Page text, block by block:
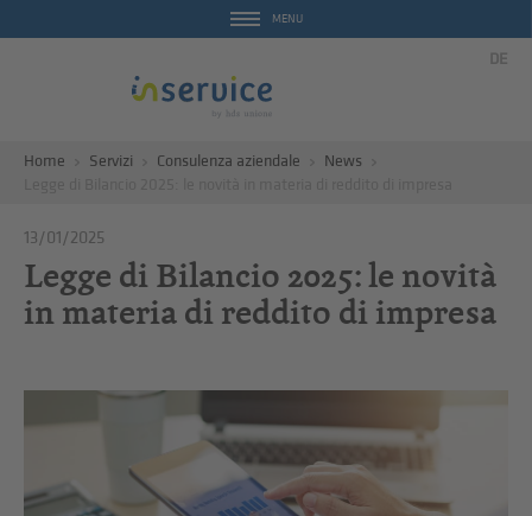
MENU
DE
Home Servizi Consulenza aziendale
News
13/01/2025
Legge di Bilancio 2025: le novità
in materia di reddito di impresa